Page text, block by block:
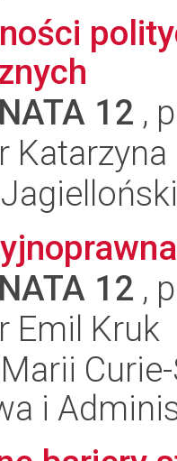
12 ,
Katarzyna
12 ,
Emil Kruk
i